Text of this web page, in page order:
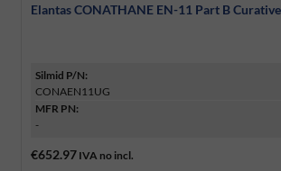
Elantas CONATHANE EN-11 Part B Curative
Silmid P/N:
CONAEN11UG
MFR PN:
-
€652.97IVA no incl.